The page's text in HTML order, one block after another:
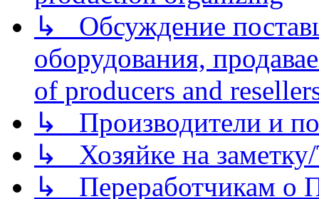
↳ Обсуждение
оборудования,
of producers and
↳ Производители и
↳ Хозяйке на
↳ Переработчикам о